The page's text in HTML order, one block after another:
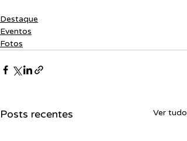
Destaque
Eventos
Fotos
Posts recentes Ver tudo